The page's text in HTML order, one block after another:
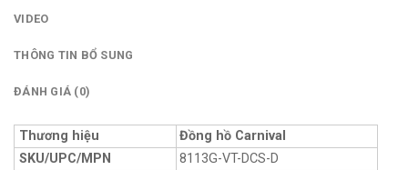
VIDEO
THÔNG TIN BỔ SUNG
ĐÁNH GIÁ (0)
Thương hiệu
Đồng hồ Carnival
SKU/UPC/MPN
8113G-VT-DCS-D